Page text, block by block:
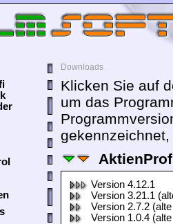
Downloads
Klicken Sie auf
um das
Version 4.12.1
Version 3.21.1
Version 2.7.2
Version 1.0.4